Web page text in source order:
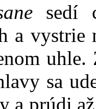
sedí
a
sa
a prúdi